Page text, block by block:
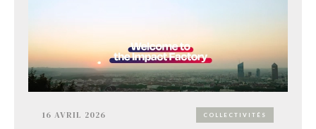
16 AVRIL 2026 COLLECTIVITÉS